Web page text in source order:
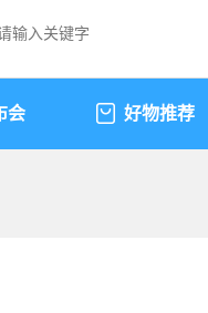
会 好物推荐